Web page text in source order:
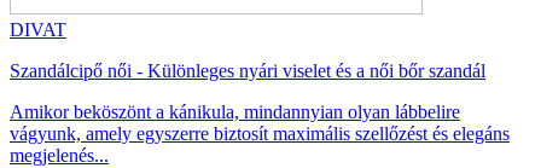
DIVAT
Szandálcipő női - Különleges nyári viselet és a női bőr szandál
Amikor beköszönt a kánikula, mindannyian olyan lábbelire
vágyunk, amely egyszerre biztosít maximális szellőzést és elegáns
megjelenés...